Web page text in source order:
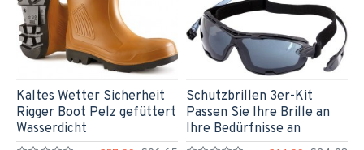
Kaltes Wetter Sicherheit
Rigger Boot Pelz gefüttert
Wasserdicht
Schutzbrillen 3er-Kit
Passen Sie Ihre Brille an
Ihre Bedürfnisse an